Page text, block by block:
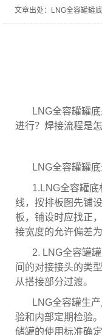
文章出处：LNG全容罐罐
LNG全容罐罐
进行？焊接流程是怎
LNG全容罐罐
1.LNG全容罐
线，按排板图先铺
板，铺设时应找正
接宽度的允许偏差为
2. LNG全容罐
间的对接接头的类
从搭接部分过渡。
LNG全容罐生
验和内部定期检验
储罐的使用标准确定